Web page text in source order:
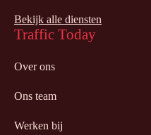
Bekijk alle diensten
Traffic Today
Over ons
Ons team
Werken bij